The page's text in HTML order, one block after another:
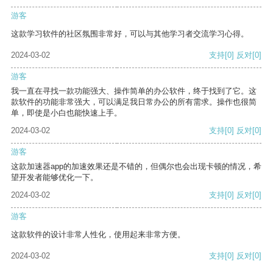
游客
这款学习软件的社区氛围非常好，可以与其他学习者交流学习心得。
2024-03-02 支持[0] 反对[0]
游客
我一直在寻找一款功能强大、操作简单的办公软件，终于找到了它。这
款软件的功能非常强大，可以满足我日常办公的所有需求。操作也很简
单，即使是小白也能快速上手。
2024-03-02
支持[0] 反对[0]
游客
这款加速器app的加速效果还是不错的，但偶尔也会出现卡顿的情况，希
望开发者能够优化一下。
2024-03-02
支持[0] 反对[0]
游客
这款软件的设计非常人性化，使用起来非常方便。
2024-03-02 支持[0] 反对[0]